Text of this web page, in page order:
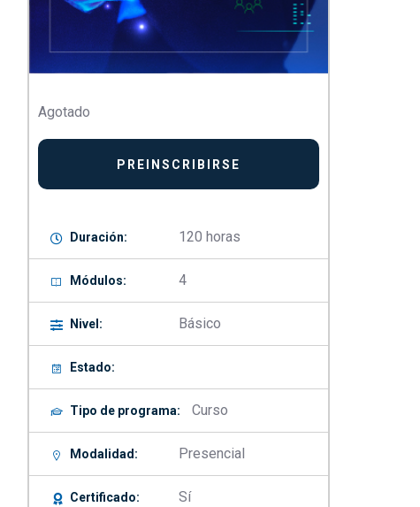
Agotado
Duración: 120 horas
Módulos: 4
Nivel: Básico
Estado:
Tipo de programa: Curso
Modalidad: Presencial
Certificado: Sí